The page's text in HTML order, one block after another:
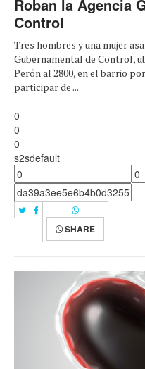
Roban la Agencia
Control
Tres hombres y una mujer
Gubernamental de Control,
Perón al 2800, en el barrio
participar de ...
0
0
0
s2sdefault
SHARE